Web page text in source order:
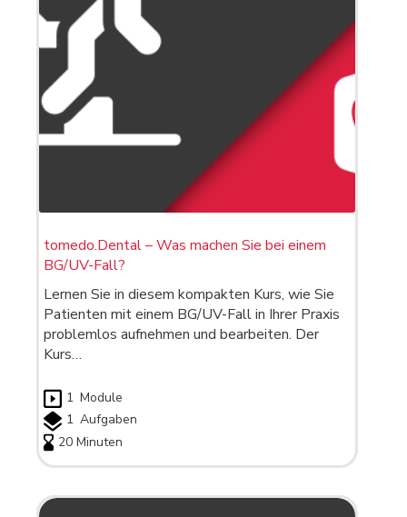
tomedo.Dental – Was machen Sie bei einem
BG/UV-Fall?
Lernen Sie in diesem kompakten Kurs, wie Sie
Patienten mit einem BG/UV-Fall in Ihrer Praxis
problemlos aufnehmen und bearbeiten. Der
Kurs…
1 Module
1 Aufgaben
20 Minuten